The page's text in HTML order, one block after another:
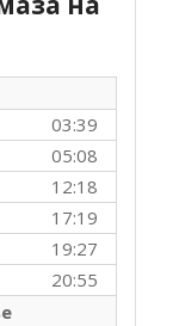
03:39
05:08
12:18
17:19
19:27
20:55